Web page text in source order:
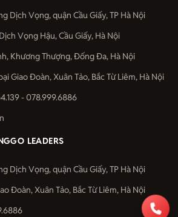
Dịch Vọng, quận Cầu Giấy, TP Hà Nội
Vọng Hậu, Cầu Giấy, Hà Nội
Khương Thượng, Đống Đa, Hà Nội
Giao Đoàn, Xuân Tảo, Bắc Từ Liêm, Hà Nội
- 078.999.6886
LEADERS
Dịch Vọng, quận Cầu Giấy, TP Hà Nội
Đoàn, Xuân Tảo, Bắc Từ Liêm, Hà Nội